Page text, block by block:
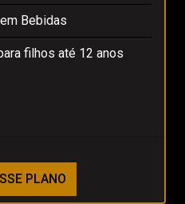
Bebidas
filhos até 12 anos
PLANO